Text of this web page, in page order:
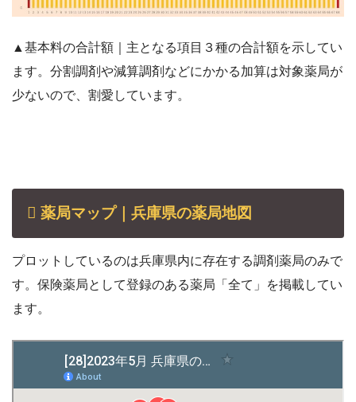
▲基本料の合計額｜主となる項目３種の合計額を示してい
ます。分割調剤や減算調剤などにかかる加算は対象薬局が
少ないので、割愛しています。
薬局マップ｜兵庫県の薬局地図
プロットしているのは兵庫県内に存在する調剤薬局のみで
す。保険薬局として登録のある薬局「全て」を掲載してい
ます。